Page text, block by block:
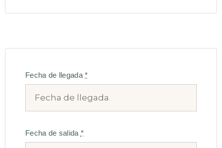
Fecha de llegada*
Fecha de salida *